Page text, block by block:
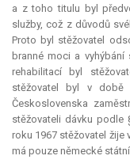
a z toho titulu byl
služby, což z důvodů
Proto byl stěžovatel
branné moci a
rehabilitací byl
stěžovatel byl v
Československa
stěžovateli dávku podle
roku 1967 stěžovatel žije
má pouze německé